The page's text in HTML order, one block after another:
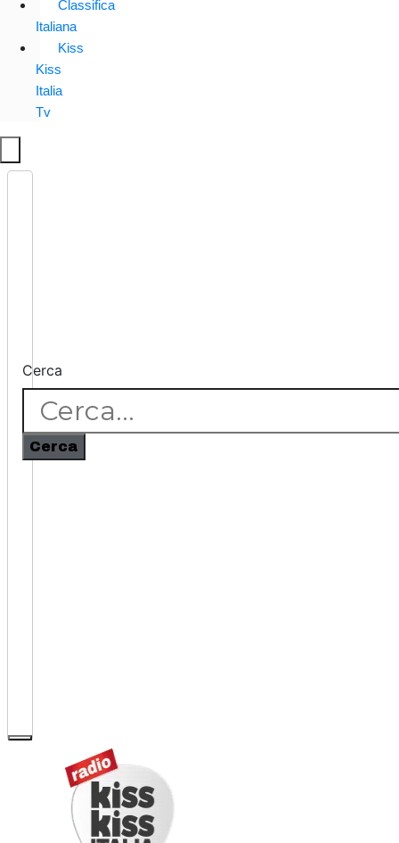
Classifica
Italiana
Kiss
Kiss
Italia
Tv
Cerca
Cerca